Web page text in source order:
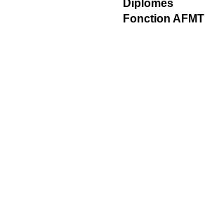
Diplômes
Fonction AFMT